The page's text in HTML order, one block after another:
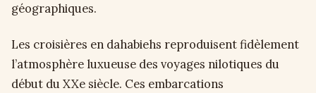
géographiques.
Les croisières en dahabiehs reproduisent fidèlement
l’atmosphère luxueuse des voyages nilotiques du
début du XXe siècle. Ces embarcations